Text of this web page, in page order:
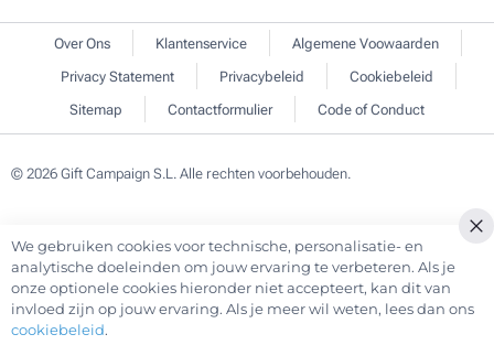
Over Ons Klantenservice
Algemene Voowaarden
Privacy Statement
Privacybeleid
Cookiebeleid
Sitemap
Contactformulier Code of Conduct
© 2026 Gift Campaign S.L. Alle rechten voorbehouden.
We gebruiken cookies voor technische, personalisatie- en
analytische doeleinden om jouw ervaring te verbeteren. Als je
onze optionele cookies hieronder niet accepteert, kan dit van
invloed zijn op jouw ervaring. Als je meer wil weten, lees dan ons
cookiebeleid.